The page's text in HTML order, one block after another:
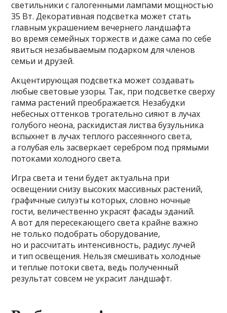
светильники с галогенными лампами мощностью
35 Вт. Декоративная подсветка может стать
главным украшением вечернего ландшафта
во время семейных торжеств и даже сама по себе
явиться незабываемым подарком для членов
семьи и друзей.
Акцентирующая подсветка может создавать
любые световые узоры. Так, при подсветке сверху
гамма растений преображается. Незабудки
небесных оттенков трогательно сияют в лучах
голубого неона, раскидистая листва бузульника
вспыхнет в лучах теплого рассеянного света,
а голубая ель засверкает серебром под прямыми
потоками холодного света.
Игра света и тени будет актуальна при
освещении снизу высоких массивных растений,
графичные силуэты которых, словно ночные
гости, величественно украсят фасады зданий.
А вот для пересекающего света крайне важно
не только подобрать оборудование,
но и рассчитать интенсивность, радиус лучей
и тип освещения. Нельзя смешивать холодные
и теплые потоки света, ведь полученный
результат совсем не украсит ландшафт.